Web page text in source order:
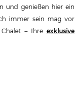
und genießen hier ein
immer sein mag vor
– Ihre exklusive